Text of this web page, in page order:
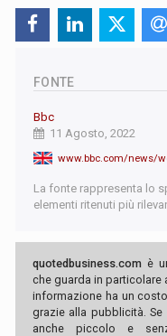
FONTE
Bbc
11 Agosto, 2022
La fonte rappresenta lo
elementi ritenuti più
quotedbusiness.com è
che guarda in particolare
informazione ha un
grazie alla pubblicità.
anche piccolo e